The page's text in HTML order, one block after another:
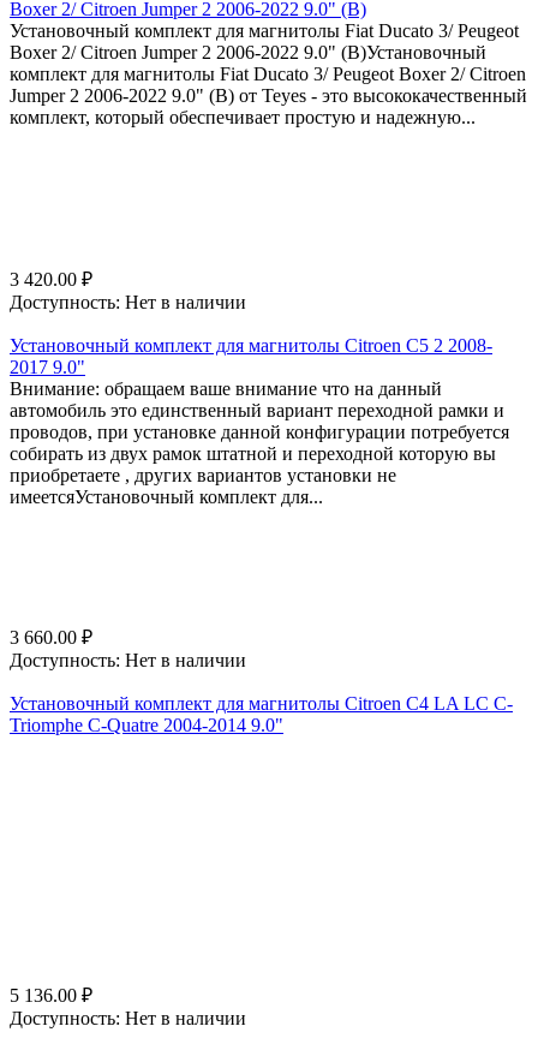
Boxer 2/ Citroen Jumper 2 2006-2022 9.0" (B)
Установочный комплект для магнитолы Fiat Ducato 3/ Peugeot
Boxer 2/ Citroen Jumper 2 2006-2022 9.0" (B)Установочный
комплект для магнитолы Fiat Ducato 3/ Peugeot Boxer 2/ Citroen
Jumper 2 2006-2022 9.0" (B) от Teyes - это высококачественный
комплект, который обеспечивает простую и надежную...
3 420.00 ₽
Доступность: Нет в наличии
Установочный комплект для магнитолы Citroen C5 2 2008-
2017 9.0"
Внимание: обращаем ваше внимание что на данный
автомобиль это единственный вариант переходной рамки и
проводов, при установке данной конфигурации потребуется
собирать из двух рамок штатной и переходной которую вы
приобретаете , других вариантов установки не
имеетсяУстановочный комплект для...
3 660.00 ₽
Доступность: Нет в наличии
Установочный комплект для магнитолы Citroen C4 LA LC C-
Triomphe C-Quatre 2004-2014 9.0"
5 136.00 ₽
Доступность: Нет в наличии